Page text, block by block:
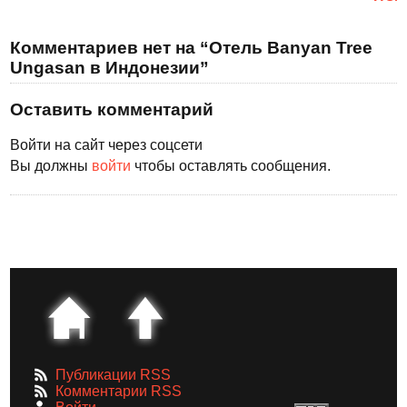
Комментариев нет на “Отель Banyan Tree
Ungasan в Индонезии”
Оставить комментарий
Войти на сайт через соцсети
Вы должны войти чтобы оставлять сообщения.
Публикации RSS
Комментарии RSS